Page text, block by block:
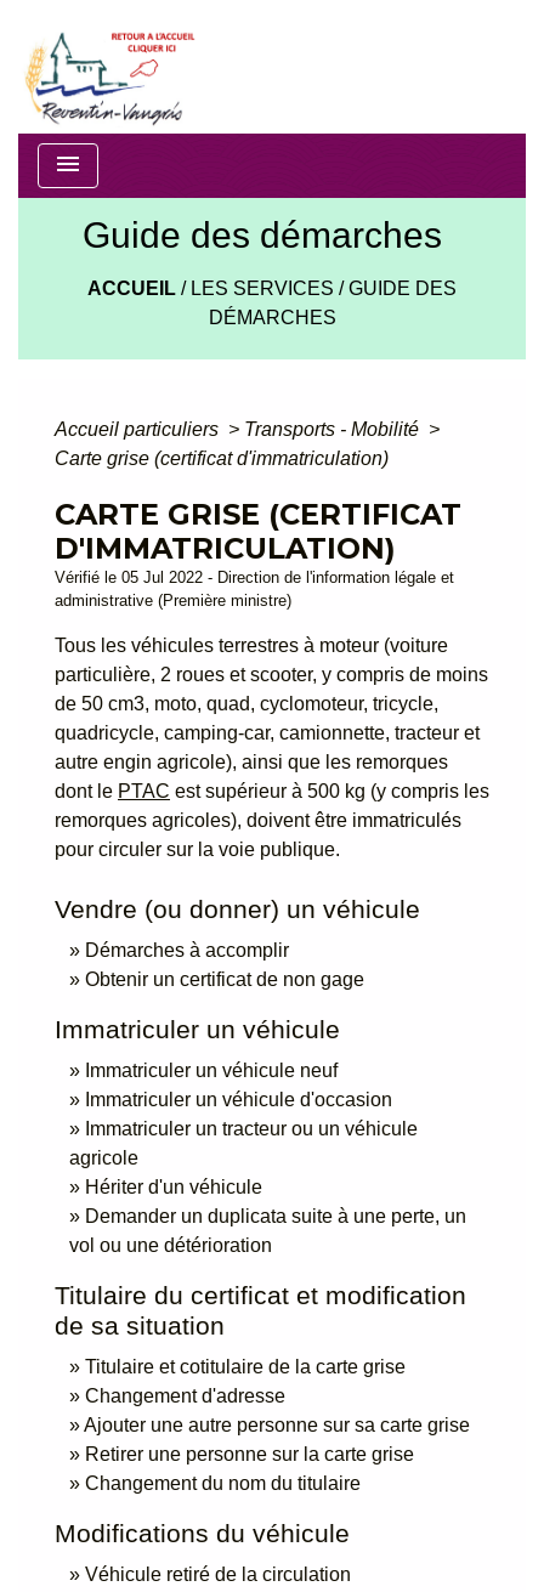
menu
Guide des démarches
ACCUEIL / LES SERVICES /GUIDE DES
DÉMARCHES
Accueil particuliers > Transports - Mobilité >
Carte grise (certificat d'immatriculation)
CARTE GRISE (CERTIFICAT
D'IMMATRICULATION)
Vérifié le 05 Jul 2022 - Direction de l'information légale et
administrative (Première ministre)
Tous les véhicules terrestres à moteur (voiture
particulière, 2 roues et scooter, y compris de moins
de 50 cm3, moto, quad, cyclomoteur, tricycle,
quadricycle, camping-car, camionnette, tracteur et
autre engin agricole), ainsi que les remorques
dont le PTAC est supérieur à 500 kg (y compris les
remorques agricoles), doivent être immatriculés
pour circuler sur la voie publique.
Vendre (ou donner) un véhicule
Démarches à accomplir
Obtenir un certificat de non gage
Immatriculer un véhicule
Immatriculer un véhicule neuf
Immatriculer un véhicule d'occasion
Immatriculer un tracteur ou un véhicule
agricole
Hériter d'un véhicule
Demander un duplicata suite à une perte, un
vol ou une détérioration
Titulaire du certificat et modification
de sa situation
Titulaire et cotitulaire de la carte grise
Changement d'adresse
Ajouter une autre personne sur sa carte grise
Retirer une personne sur la carte grise
Changement du nom du titulaire
Modifications du véhicule
Véhicule retiré de la circulation